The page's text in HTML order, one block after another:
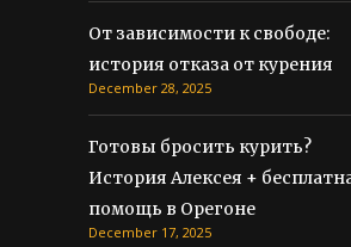
От зависимости к свободе:
история отказа от курения
December 28, 2025
Готовы бросить курить?
История Алексея +
помощь в Орегоне
December 17, 2025